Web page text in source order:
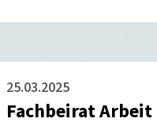
25.03.2025
Fachbeirat Arbeit